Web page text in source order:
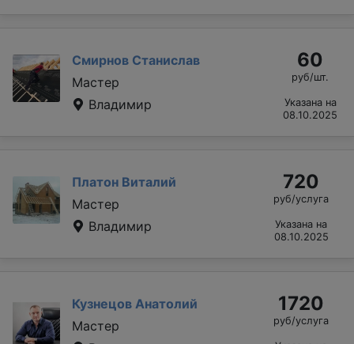
Смирнов Станислав
Мастер
Владимир
60
руб/шт.
Указана на
08.10.2025
Платон Виталий
Мастер
Владимир
720
руб/услуга
Указана на
08.10.2025
Кузнецов Анатолий
Мастер
1720
руб/услуга